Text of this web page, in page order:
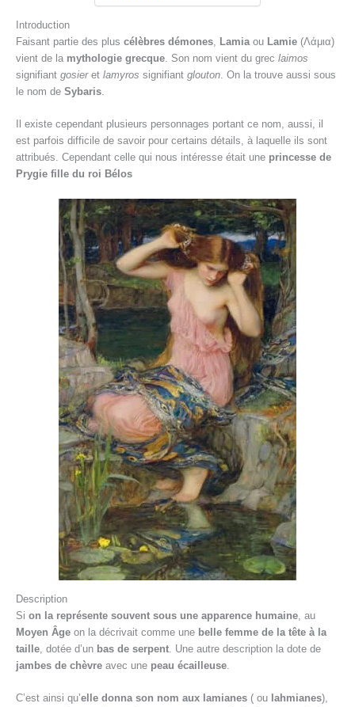
Introduction
Faisant partie des plus célèbres démones Lamia ou Lamie (Λάμια)
vient de la mythologie grecque . Son nom vient du grec laimos
signifiant gosieret lamyros signifiant glouton . On la trouve aussi sous
le nom de Sybaris
Il existe cependant plusieurs personnages portant ce nom, aussi, il
est parfois difficile de savoir pour certains détails, à laquelle ils sont
attribués. Cependant celle qui nous intéresse était une princesse de
Prygie fille du roi Bélos
Description
Si on la représente souvent sous une apparence humaine , au
Moyen Âge on la décrivait comme une belle femme de la tête à la
taille , dotée d’un bas de serpent . Une autre description la dote de
jambes de chèvre avec une peau écailleuse
C’est ainsi qu’elle donna son nom aux lamianes ( ou lahmianes),